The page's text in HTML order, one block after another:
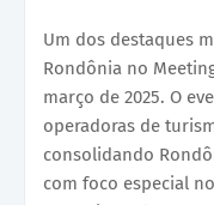
Um dos destaques
Rondônia no
março de 2025. O
operadoras de
consolidando
com foco especial